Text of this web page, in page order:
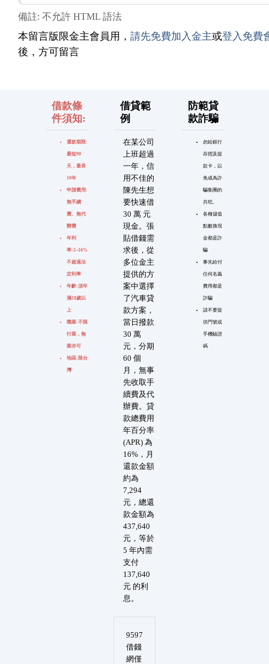
備註: 不允許 HTML 語法
本留言版限金主會員用， 請先免費加入金主或登入免費
後，方可留言
借款條
件須知:
還款期限:
最短90
天，最長
10年
申請費用:
無手續
費、無代
辦費
年利
率:2~16%
不超過法
定利率
年齡:須年
滿18歲以
上
職業:不限
行業，無
業亦可
地區:限台
灣
借貸範
例
在某公司
上班超過
一年，信
用不佳的
陳先生想
要快速借
30 萬 元
現金。張
貼借錢需
求後，從
多位金主
提供的方
案中選擇
了汽車貸
款方案，
當日撥款
30 萬
元，分期
60 個
月，無事
先收取手
續費及代
辦費。貸
款總費用
年百分率
(APR) 為
16%，月
還款金額
約為
7,294
元，總還
款金額為
437,640
元，等於
5 年內需
支付
137,640
元 的利
息。
防範貸
款詐騙
勿給銀行
存摺及提
款卡，以
免成為詐
騙集團的
共犯。
各種儲值
點數換現
金都是詐
騙
事先給付
任何名義
費用都是
詐騙
請不要提
供門號或
手機驗證
碼
9597
借錢
網僅